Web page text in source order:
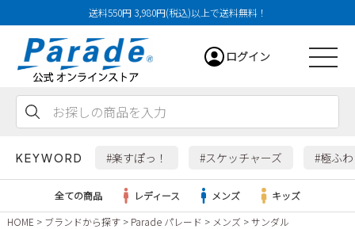
送料550円 3,980円(税込)以上で送料無料！
ログイン
KEYWORD #楽すぽっ！ #スケッチャーズ #極ふ
全ての商品 レディース メンズ
キッズ
HOME
ブランドから探す Parade パレード メンズ サンダル